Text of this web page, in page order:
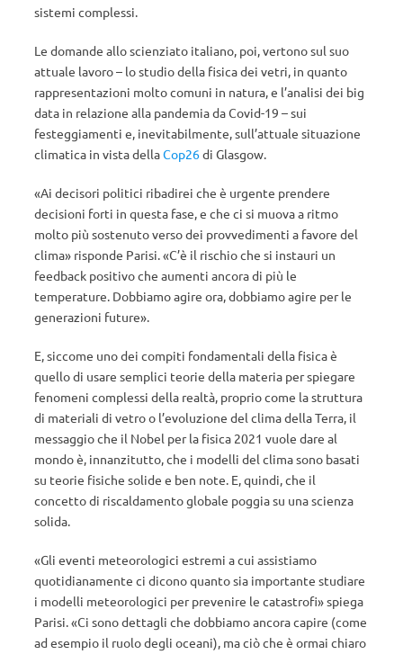
sistemi complessi.
Le domande allo scienziato italiano, poi, vertono sul suo
attuale lavoro – lo studio della fisica dei vetri, in quanto
rappresentazioni molto comuni in natura, e l’analisi dei big
data in relazione alla pandemia da Covid-19 – sui
festeggiamenti e, inevitabilmente, sull’attuale situazione
climatica in vista dellaCop26di Glasgow.
«Ai decisori politici ribadirei che è urgente prendere
decisioni forti in questa fase, e che ci si muova a ritmo
molto più sostenuto verso dei provvedimenti a favore del
clima» risponde Parisi. «C’è il rischio che si instauri un
feedback positivo che aumenti ancora di più le
temperature. Dobbiamo agire ora, dobbiamo agire per le
generazioni future».
E, siccome uno dei compiti fondamentali della fisica è
quello di usare semplici teorie della materia per spiegare
fenomeni complessi della realtà, proprio come la struttura
di materiali di vetro o l’evoluzione del clima della Terra, il
messaggio che il Nobel per la fisica 2021 vuole dare al
mondo è, innanzitutto, che i modelli del clima sono basati
su teorie fisiche solide e ben note. E, quindi, che il
concetto di riscaldamento globale poggia su una scienza
solida.
«Gli eventi meteorologici estremi a cui assistiamo
quotidianamente ci dicono quanto sia importante studiare
i modelli meteorologici per prevenire le catastrofi» spiega
Parisi. «Ci sono dettagli che dobbiamo ancora capire (come
ad esempio il ruolo degli oceani), ma ciò che è ormai chiaro